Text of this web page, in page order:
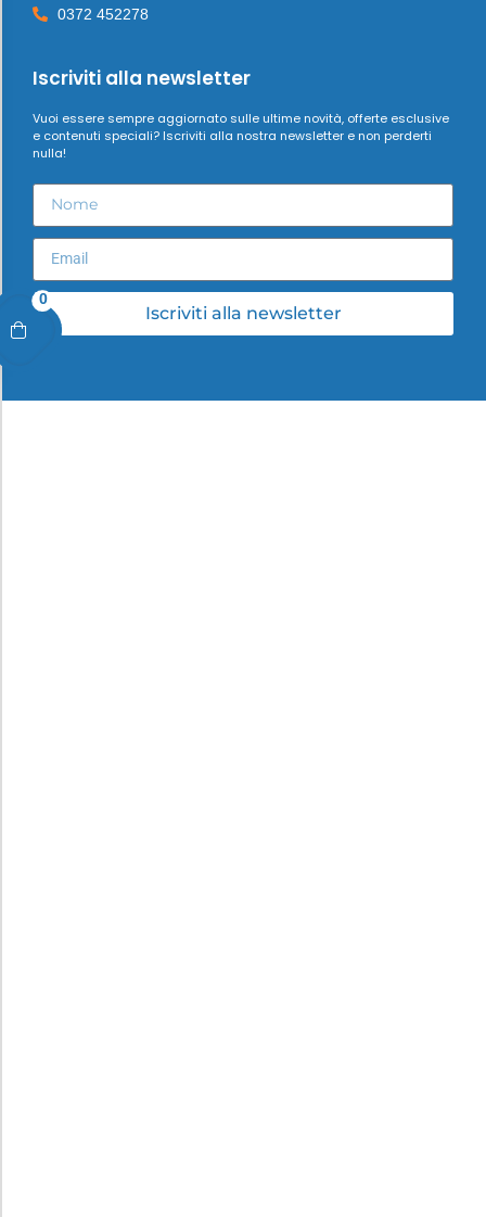
0
0372 452278
Iscriviti alla newsletter
Vuoi essere sempre aggiornato sulle ultime novità, offerte esclusive
e contenuti speciali? Iscriviti alla nostra newsletter e non perderti
nulla!
Iscriviti alla newsletter